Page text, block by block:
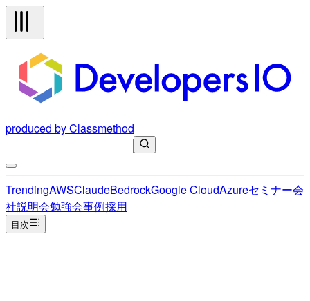
produced by Classmethod
TrendingAWSClaudeBedrockGoogle CloudAzureセミナー会
社説明会勉強会事例採用
目次